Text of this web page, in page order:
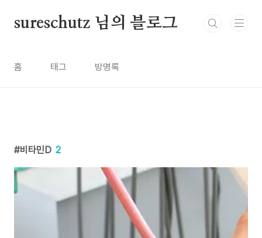
sureschutz 님의 블로그
홈 태그 방명록
비타민D 2